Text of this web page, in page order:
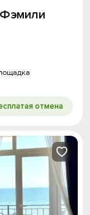
Фэмили
отмена